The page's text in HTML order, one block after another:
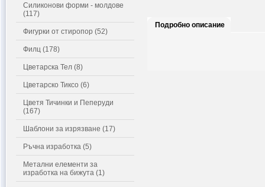
Силиконови форми - молдове
(117)
Фигурки от стиропор (52)
Филц (178)
Цветарска Тел (8)
Цветарско Тиксо (6)
Цветя Тичинки и Пеперуди
(167)
Шаблони за изрязване (17)
Ръчна изработка (5)
Метални елементи за
изработка на бижута (1)
Подробно описание